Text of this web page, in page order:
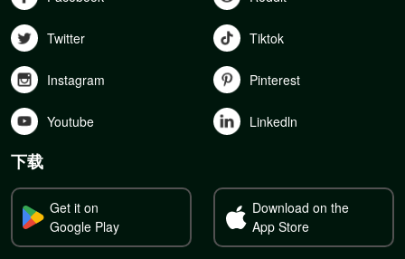
Twitter Tiktok
Instagram Pinterest
Youtube Linkedln
下载
Get it on
Google Play
Download on the
App Store